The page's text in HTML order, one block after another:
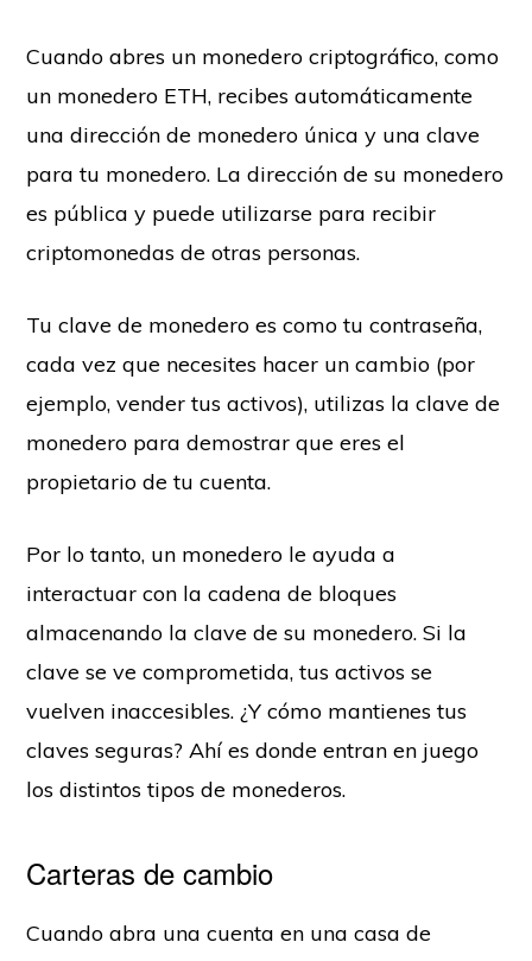
Cuando abres un monedero criptográfico, como
un monedero ETH, recibes automáticamente
una dirección de monedero única y una clave
para tu monedero. La dirección de su monedero
es pública y puede utilizarse para recibir
criptomonedas de otras personas.
Tu clave de monedero es como tu contraseña,
cada vez que necesites hacer un cambio (por
ejemplo, vender tus activos), utilizas la clave de
monedero para demostrar que eres el
propietario de tu cuenta.
Por lo tanto, un monedero le ayuda a
interactuar con la cadena de bloques
almacenando la clave de su monedero. Si la
clave se ve comprometida, tus activos se
vuelven inaccesibles. ¿Y cómo mantienes tus
claves seguras? Ahí es donde entran en juego
los distintos tipos de monederos.
Carteras de cambio
Cuando abra una cuenta en una casa de